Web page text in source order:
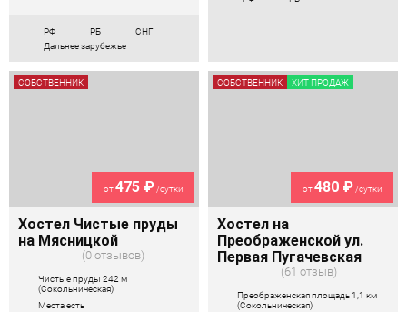
РФ РБ
СНГ
Дальнее зарубежье
от475 ₽/сутки
Хостел Чистые пруды
на Мясницкой
0 отзывов
Чистые пруды 242 м
(Сокольническая)
Места есть
СОБСТВЕННИК
от480 ₽/сутки
Хостел на
Преображенской ул.
Первая Пугачевская
61 отзыв
Преображенская площадь 1,1 км
(Сокольническая)
СОБСТВЕННИК ХИТ ПРОДАЖ